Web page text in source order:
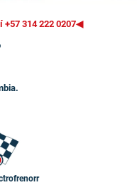
314 222 0207◀